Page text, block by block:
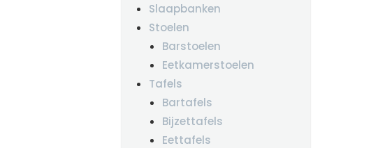
Slaapbanken
Stoelen
Barstoelen
Eetkamerstoelen
Tafels
Bartafels
Bijzettafels
Eettafels